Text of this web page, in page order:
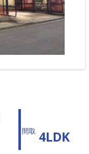
間取 4LDK